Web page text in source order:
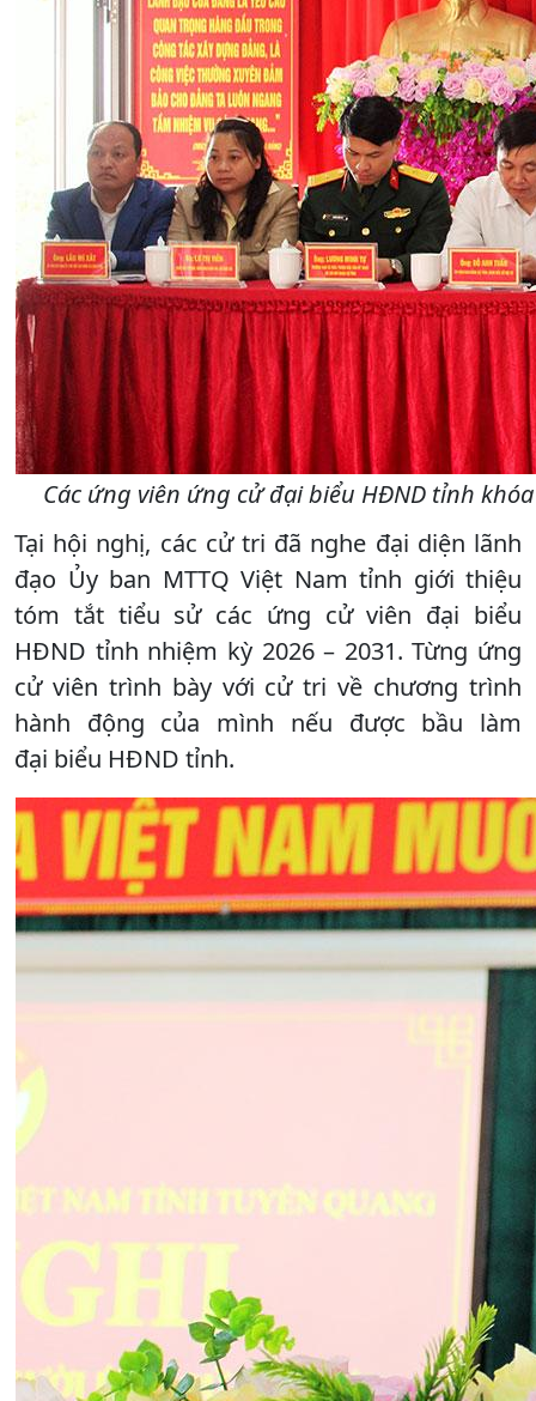
Các ứng viên ứng cử đại biểu HĐND tỉnh
Tại hội nghị, các cử tri đã nghe đại diện lãnh
đạo Ủy ban MTTQ Việt Nam tỉnh giới thiệu
tóm tắt tiểu sử các ứng cử viên đại biểu
HĐND tỉnh nhiệm kỳ 2026 – 2031. Từng ứng
cử viên trình bày với cử tri về chương trình
hành động của mình nếu được bầu làm
đại biểu HĐND tỉnh.